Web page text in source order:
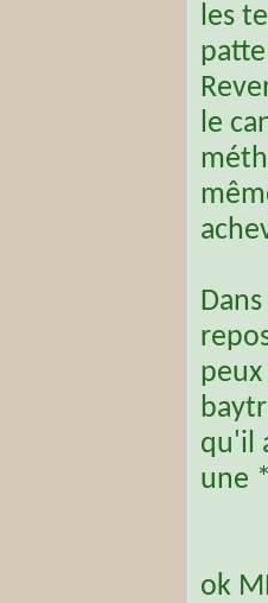
les
le
qu'il
une
ok